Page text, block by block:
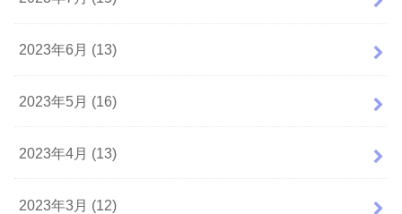
2023年6月 (13)
2023年5月 (16)
2023年4月 (13)
2023年3月 (12)